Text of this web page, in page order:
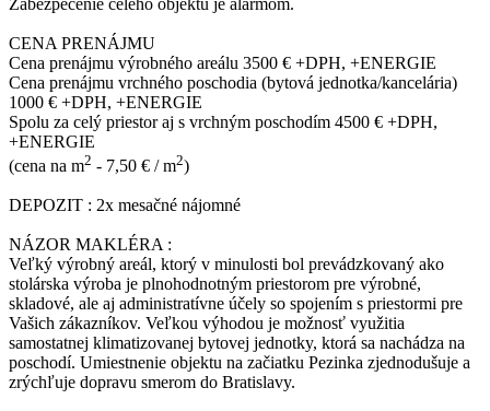
Zabezpečenie celého objektu je alarmom.
CENA PRENÁJMU
Cena prenájmu výrobného areálu 3500 € +DPH, +ENERGIE
Cena prenájmu vrchného poschodia (bytová jednotka/kancelária)
1000 € +DPH, +ENERGIE
Spolu za celý priestor aj s vrchným poschodím 4500 € +DPH,
+ENERGIE
(cena na m2 - 7,50 € / m2)
DEPOZIT : 2x mesačné nájomné
NÁZOR MAKLÉRA :
Veľký výrobný areál, ktorý v minulosti bol prevádzkovaný ako
stolárska výroba je plnohodnotným priestorom pre výrobné,
skladové, ale aj administratívne účely so spojením s priestormi pre
Vašich zákazníkov. Veľkou výhodou je možnosť využitia
samostatnej klimatizovanej bytovej jednotky, ktorá sa nachádza na
poschodí. Umiestnenie objektu na začiatku Pezinka zjednodušuje a
zrýchľuje dopravu smerom do Bratislavy.